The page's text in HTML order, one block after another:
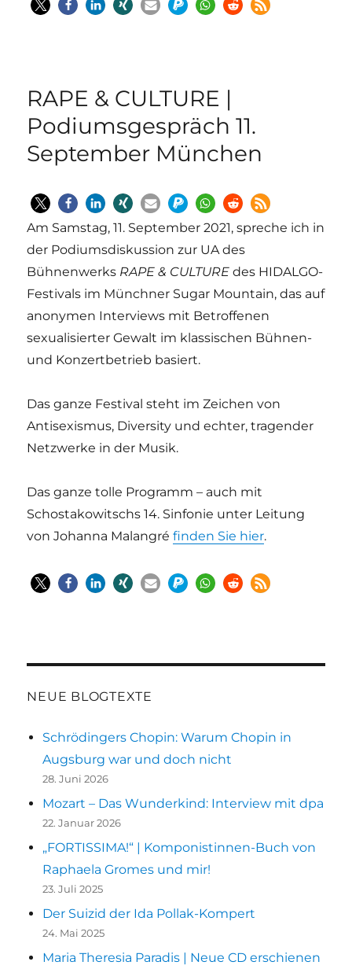
RAPE & CULTURE |
Podiumsgespräch 11.
September München
Am Samstag, 11. September 2021, spreche ich in
der Podiumsdiskussion zur UA des
Bühnenwerks RAPE & CULTURE des HIDALGO-
Festivals im Münchner Sugar Mountain,das auf
anonymen Interviews mit Betroffenen
sexualisierter Gewalt im klassischen Bühnen-
und Konzertbetrieb basiert.
Das ganze Festival steht im Zeichen von
Antisexismus, Diversity und echter, tragender
Netzwerke in der Musik.
Das ganze tolle Programm – auch mit
Schostakowitschs 14. Sinfonie unter Leitung
von Johanna Malangréfinden Sie hier.
NEUE BLOGTEXTE
Schrödingers Chopin: Warum Chopin in
Augsburg war und doch nicht
28. Juni 2026
Mozart – Das Wunderkind: Interview mit dpa
22. Januar 2026
„FORTISSIMA!“ | Komponistinnen-Buch von
Raphaela Gromes und mir!
23. Juli 2025
Der Suizid der Ida Pollak-Kompert
24. Mai 2025
Maria Theresia Paradis | Neue CD erschienen